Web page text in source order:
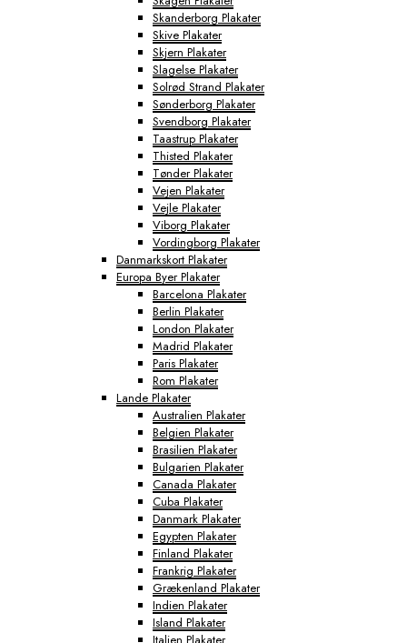
Skanderborg Plakater
Skive Plakater
Skjern Plakater
Slagelse Plakater
Solrød Strand Plakater
Sønderborg Plakater
Svendborg Plakater
Taastrup Plakater
Thisted Plakater
Tønder Plakater
Vejen Plakater
Vejle Plakater
Viborg Plakater
Vordingborg Plakater
Danmarkskort Plakater
Europa Byer Plakater
Barcelona Plakater
Berlin Plakater
London Plakater
Madrid Plakater
Paris Plakater
Rom Plakater
Lande Plakater
Australien Plakater
Belgien Plakater
Brasilien Plakater
Bulgarien Plakater
Canada Plakater
Cuba Plakater
Danmark Plakater
Egypten Plakater
Finland Plakater
Frankrig Plakater
Grækenland Plakater
Indien Plakater
Island Plakater